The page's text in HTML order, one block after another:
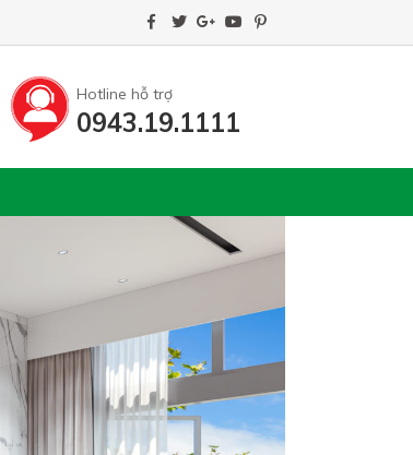
Hotline hỗ trợ
0943.19.1111